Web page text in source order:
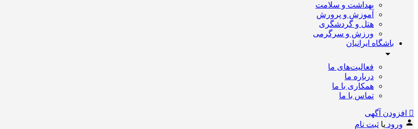
بهداشت و سلامت
آموزش و پرورش
هتل و گردشگری
ورزش و سرگرمی
باشگاه ایرانیان
فعالیت‌های ما
درباره ما
همکاری با ما
تماس با ما
افزودن آگهی
ورود یا ثبت نام